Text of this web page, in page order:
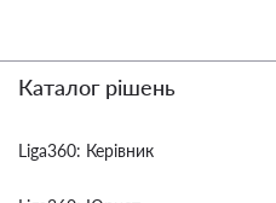
Каталог рішень
Liga360: Керівник